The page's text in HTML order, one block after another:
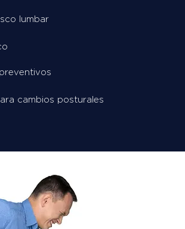
lumbar
cambios posturales